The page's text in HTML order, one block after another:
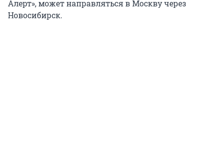
Алерт», может направляться в Москву через
Новосибирск.